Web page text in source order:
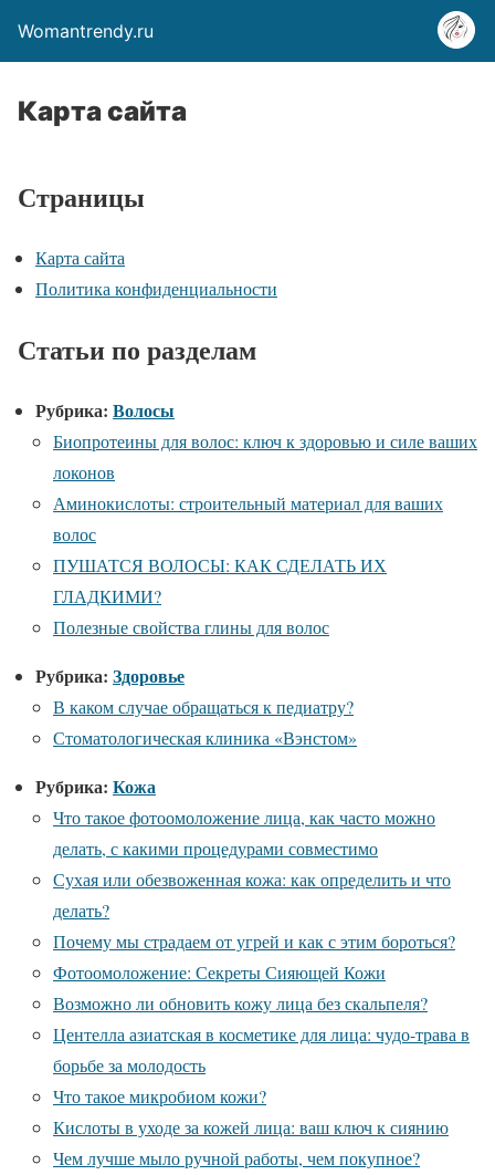
Womantrendy.ru
Карта сайта
Страницы
Карта сайта
Политика конфиденциальности
Статьи по разделам
Рубрика: Волосы
Биопротеины для волос: ключ к здоровью и силе ваших
локонов
Аминокислоты: строительный материал для ваших
волос
ПУШАТСЯ ВОЛОСЫ: КАК СДЕЛАТЬ ИХ
ГЛАДКИМИ?
Полезные свойства глины для волос
Рубрика: Здоровье
В каком случае обращаться к педиатру?
Стоматологическая клиника «Вэнстом»
Рубрика: Кожа
Что такое фотоомоложение лица, как часто можно
делать, с какими процедурами совместимо
Сухая или обезвоженная кожа: как определить и что
делать?
Почему мы страдаем от угрей и как с этим бороться?
Фотоомоложение: Секреты Сияющей Кожи
Возможно ли обновить кожу лица без скальпеля?
Центелла азиатская в косметике для лица: чудо-трава в
борьбе за молодость
Что такое микробиом кожи?
Кислоты в уходе за кожей лица: ваш ключ к сиянию
Чем лучше мыло ручной работы, чем покупное?